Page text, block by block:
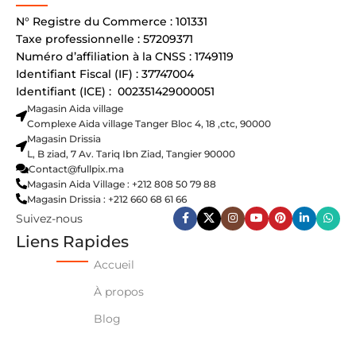
N° Registre du Commerce : 101331
Taxe professionnelle : 57209371
Numéro d’affiliation à la CNSS : 1749119
Identifiant Fiscal (IF) : 37747004
Identifiant (ICE) : 002351429000051
Magasin Aida village
Complexe Aida village Tanger Bloc 4, 18 ,ctc, 90000
Magasin Drissia
L, B ziad, 7 Av. Tariq Ibn Ziad, Tangier 90000
Contact@fullpix.ma
Magasin Aida Village : +212 808 50 79 88
Magasin Drissia : +212 660 68 61 66
Suivez-nous
Liens Rapides
Accueil
À propos
Blog